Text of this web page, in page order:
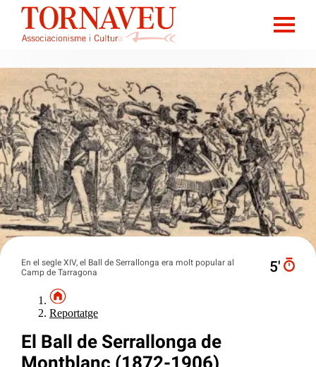
En el segle XIV, el Ball de Serrallonga era molt popular al
Camp de Tarragona
5′
Reportatge
El Ball de Serrallonga de